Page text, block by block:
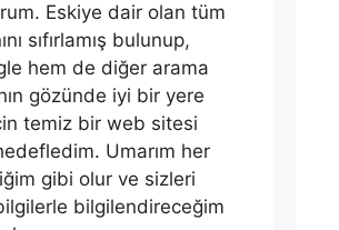
Eskiye dair olan tüm
sıfırlamış bulunup,
hem de diğer arama
gözünde iyi bir yere
temiz bir web sitesi
Umarım her
gibi olur ve sizleri
bilgilendireceğim